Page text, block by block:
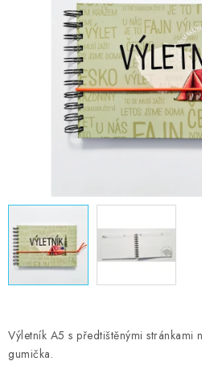
FOTORECENZE
MOJE OBJEDNÁVKA
Kontakty Moje
Výletník A5 s předtištěnými stránkami
gumička.